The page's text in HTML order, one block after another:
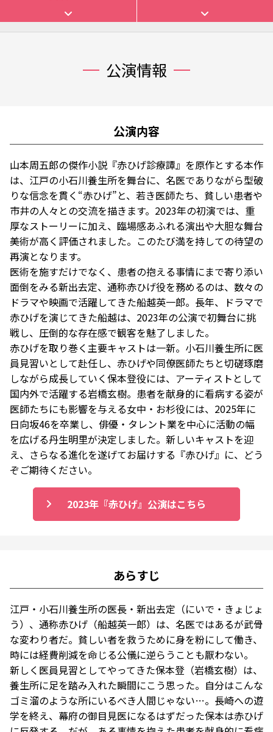
公演情報
公演内容
山本周五郎の傑作小説『赤ひげ診療譚』を原作とする本作
は、江戸の小石川養生所を舞台に、名医でありながら型破
りな信念を貫く“赤ひげ”と、若き医師たち、貧しい患者や
市井の人々との交流を描きます。2023年の初演では、重
厚なストーリーに加え、臨場感あふれる演出や大胆な舞台
美術が高く評価されました。このたび満を持しての待望の
再演となります。
医術を施すだけでなく、患者の抱える事情にまで寄り添い
面倒をみる新出去定、通称赤ひげ役を務めるのは、数々の
ドラマや映画で活躍してきた船越英一郎。長年、ドラマで
赤ひげを演じてきた船越は、2023年の公演で初舞台に挑
戦し、圧倒的な存在感で観客を魅了しました。
赤ひげを取り巻く主要キャストは一新。小石川養生所に医
員見習いとして赴任し、赤ひげや同僚医師たちと切磋琢磨
しながら成長していく保本登役には、アーティストとして
国内外で活躍する岩橋玄樹。患者を献身的に看病する姿が
医師たちにも影響を与える女中・お杉役には、2025年に
日向坂46を卒業し、俳優・タレント業を中心に活動の幅
を広げる丹生明里が決定しました。新しいキャストを迎
え、さらなる進化を遂げてお届けする『赤ひげ』に、どう
ぞご期待ください。
2023年『赤ひげ』公演はこちら
あらすじ
江戸・小石川養生所の医長・新出去定（にいで・きょじょ
う）、通称赤ひげ（船越英一郎）は、名医ではあるが武骨
な変わり者だ。貧しい者を救うために身を粉にして働き、
時には経費削減を命じる公儀に逆らうことも厭わない。
新しく医員見習としてやってきた保本登（岩橋玄樹）は、
養生所に足を踏み入れた瞬間にこう思った。自分はこんな
ゴミ溜のような所にいるべき人間じゃない…。長崎への遊
学を終え、幕府の御目見医になるはずだった保本は赤ひげ